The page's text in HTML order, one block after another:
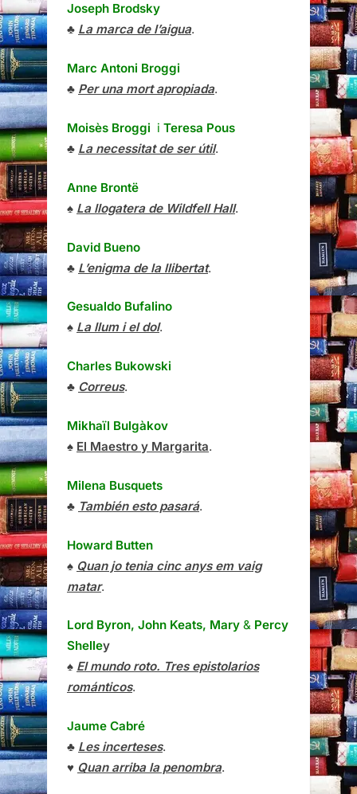
Joseph Brodsky
♣ La marca de l’aigua.
Marc Antoni Broggi
♣ Per una mort apropiada.
Moisès Broggi i Teresa Pous
♣ La necessitat de ser útil.
Anne Brontë
♠ La llogatera de Wildfell Hall.
David Bueno
♣ L’enigma de la llibertat.
Gesualdo Bufalino
♠ La llum i el dol.
Charles Bukowski
♣ Correus.
Mikhaïl Bulgàkov
♠ El Maestro y Margarita.
Milena Busquets
♣ También esto pasará.
Howard Butten
♠ Quan jo tenia cinc anys em vaig
matar.
Lord Byron, John Keats, Mary & Percy
Shelley
♠ El mundo roto. Tres epistolarios
románticos.
Jaume Cabré
♣ Les incerteses.
♥ Quan arriba la penombra.